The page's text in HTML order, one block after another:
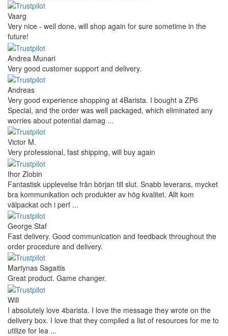
Vaarg
Very nice - well done, will shop again for sure sometime in the
future!
Andrea Munari
Very good customer support and delivery.
Andreas
Very good experience shopping at 4Barista. I bought a ZP6
Special, and the order was well packaged, which eliminated any
worries about potential damag ...
Victor M.
Very professional, fast shipping, will buy again
Ihor Zlobin
Fantastisk upplevelse från början till slut. Snabb leverans, mycket
bra kommunikation och produkter av hög kvalitet. Allt kom
välpackat och i perf ...
George Staf
Fast delivery. Good communication and feedback throughout the
order procedure and delivery.
Martynas Sagaitis
Great product. Game changer.
Will
I absolutely love 4barista. I love the message they wrote on the
delivery box. I love that they compiled a list of resources for me to
utilize for lea ...